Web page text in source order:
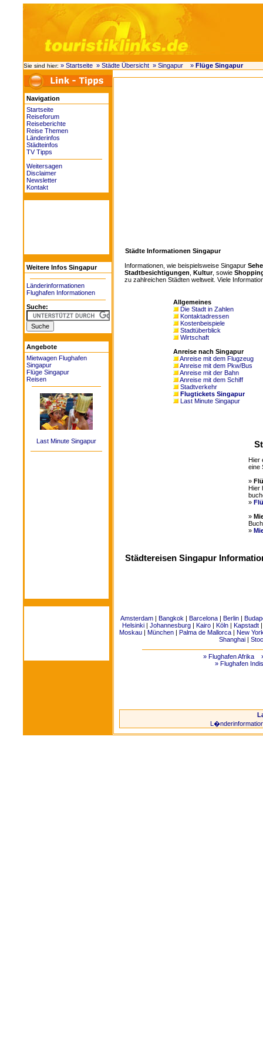
Sie sind hier: » Startseite » Städte Übersicht » Singapur » Flüge Singapur
Navigation
Startseite
Reiseforum
Reiseberichte
Reise Themen
Länderinfos
Städteinfos
TV Tipps
Weitersagen
Disclaimer
Newsletter
Kontakt
Weitere Infos Singapur
Länderinformationen
Flughafen Informationen
Suche:
Angebote
Mietwagen Flughafen
Singapur
Flüge Singapur
Reisen
Last Minute Singapur
Städte Informationen Singapur
Informationen, wie beispielsweise Singapur
Stadtbesichtigungen
Kultur, sowie
zu zahlreichen Städten weltweit. Viele
Allgemeines
Die Stadt in Zahlen
Kontaktadressen
Kostenbeispiele
Stadtüberblick
Wirtschaft
Anreise nach Singapur
Anreise mit dem Flugzeug
Anreise mit dem Pkw/Bus
Anreise mit der Bahn
Anreise mit dem Schiff
Stadtverkehr
Flugtickets Singapur
Last Minute Singapur
Hier
eine
»
Hier
»
»
»
Städtereisen Singapur
Amsterdam| Bangkok | Barcelona| Berlin|
Helsinki | Johannesburg | Kairo | Köln | Kapstadt
Moskau| München| Palma de Mallorca| New
Shanghai|
» Flughafen Afrika
» Flughafen